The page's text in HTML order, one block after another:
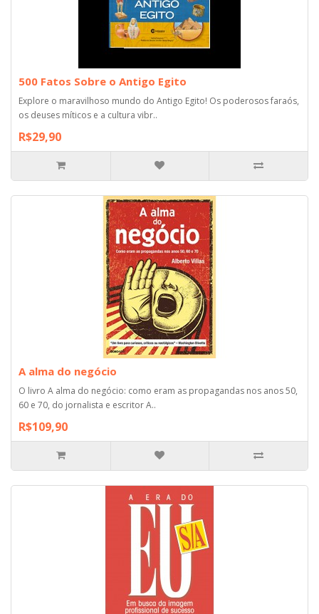
500 Fatos Sobre o Antigo Egito
Explore o maravilhoso mundo do Antigo Egito! Os poderosos faraós,
os deuses míticos e a cultura vibr..
R$29,90
A alma do negócio
O livro A alma do negócio: como eram as propagandas nos anos 50,
60 e 70, do jornalista e escritor A..
R$109,90